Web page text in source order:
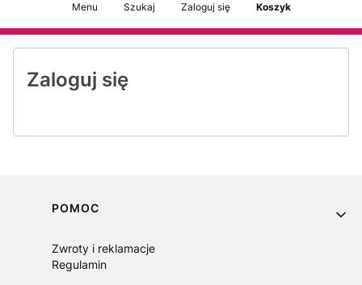
Menu Szukaj Zaloguj się Koszyk
Zaloguj się
Linki w stopce
POMOC
Zwroty i reklamacje
Regulamin